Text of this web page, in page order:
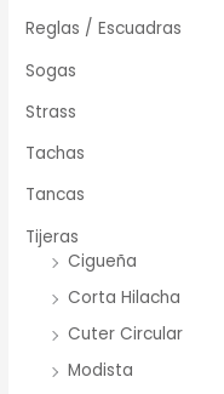
Reglas / Escuadras
Sogas
Strass
Tachas
Tancas
Tijeras
Cigueña
Corta Hilacha
Cuter Circular
Modista